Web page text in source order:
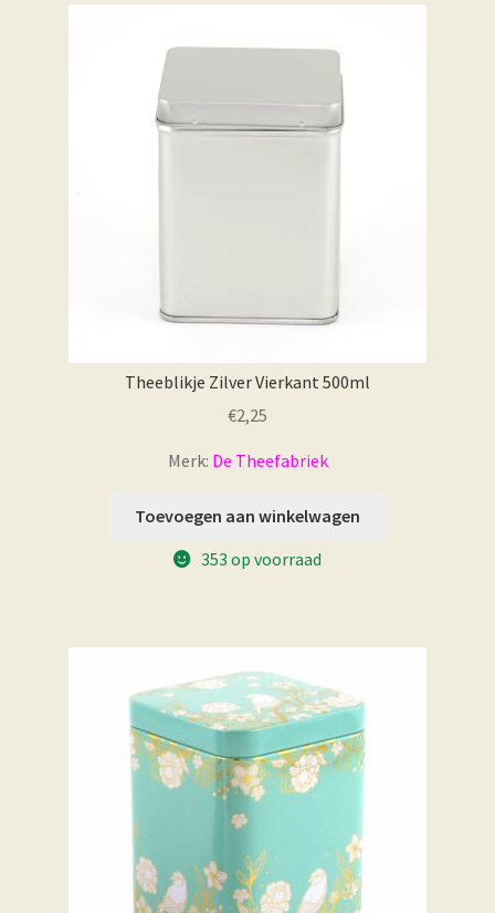
Theeblikje Zilver Vierkant 500ml
€2,25
Merk: De Theefabriek
Toevoegen aan winkelwagen
353 op voorraad